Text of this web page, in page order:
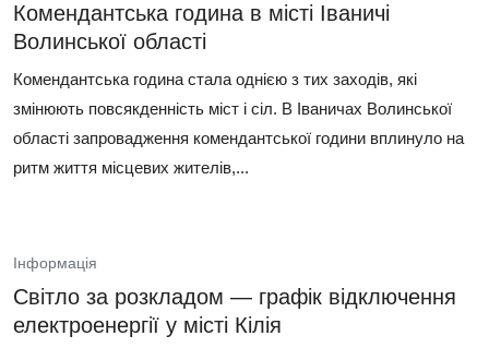
Комендантська година в місті Іваничі
Волинської області
Комендантська година стала однією з тих заходів, які
змінюють повсякденність міст і сіл. В Іваничах Волинської
області запровадження комендантської години вплинуло на
ритм життя місцевих жителів,...
Інформація
Світло за розкладом — графік відключення
електроенергії у місті Кілія